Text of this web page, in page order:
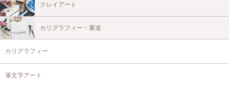
クレイアート
カリグラフィー・書道
カリグラフィー
筆文字アート